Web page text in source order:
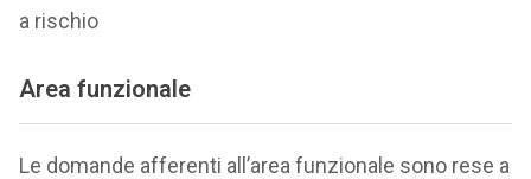
a rischio
Area funzionale
Le domande afferenti all’area funzionale sono rese a